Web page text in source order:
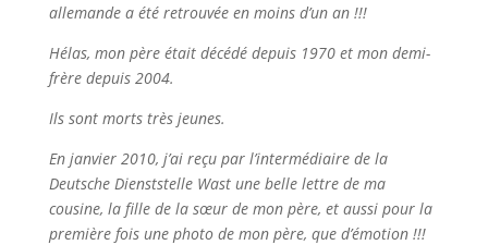
allemande a été retrouvée en moins d’un an !!!
Hélas, mon père était décédé depuis 1970 et mon demi-
frère depuis 2004.
Ils sont morts très jeunes.
En janvier 2010, j’ai reçu par l’intermédiaire de la
Deutsche Dienststelle Wast une belle lettre de ma
cousine, la fille de la sœur de mon père, et aussi pour la
première fois une photo de mon père, que d’émotion !!!